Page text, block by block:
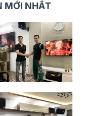
MỚI NHẤT